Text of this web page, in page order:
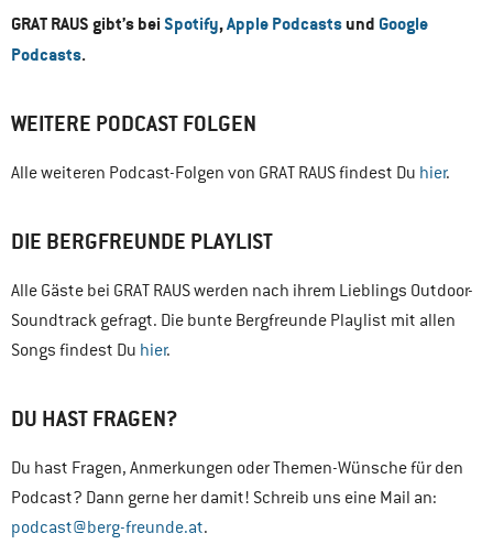
GRAT RAUS gibt’s beiSpotify,Apple Podcastsund Google
Podcasts.
WEITERE PODCAST FOLGEN
Alle weiteren Podcast-Folgen von GRAT RAUS findest Du hier.
DIE BERGFREUNDE PLAYLIST
Alle Gäste bei GRAT RAUS werden nach ihrem Lieblings Outdoor-
Soundtrack gefragt. Die bunte Bergfreunde Playlist mit allen
Songs findest Du hier.
DU HAST FRAGEN?
Du hast Fragen, Anmerkungen oder Themen-Wünsche für den
Podcast? Dann gerne her damit! Schreib uns eine Mail an:
podcast@berg-freunde.at.